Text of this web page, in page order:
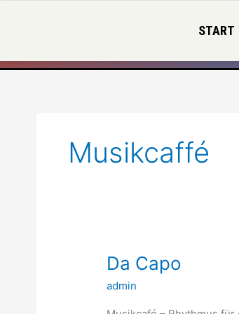
START
Musikcaffé
Da Capo
admin
Da